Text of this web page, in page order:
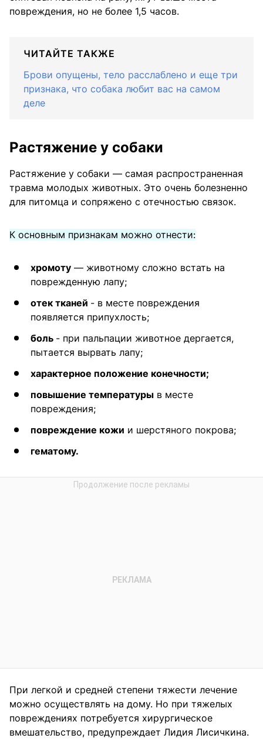
повреждения, но не более 1,5 часов.
ЧИТАЙТЕ ТАКЖЕ
Брови опущены, тело расслаблено и еще три
признака, что собака любит вас на самом
деле
Растяжение у собаки
Растяжение у собаки — самая распространенная
травма молодых животных. Это очень болезненно
для питомца и сопряжено с отечностью связок.
К основным признакам можно отнести:
хромоту — животному сложно встать на
поврежденную лапу;
отек тканей - в месте повреждения
появляется припухлость;
боль - при пальпации животное дергается,
пытается вырвать лапу;
характерное положение конечности;
повышение температуры в месте
повреждения;
повреждение кожи и шерстяного покрова;
гематому.
При легкой и средней степени тяжести лечение
можно осуществлять на дому. Но при тяжелых
повреждениях потребуется хирургическое
вмешательство, предупреждает Лидия Лисичкина.